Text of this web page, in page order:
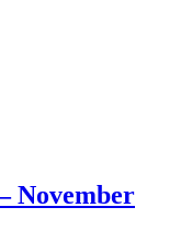
November